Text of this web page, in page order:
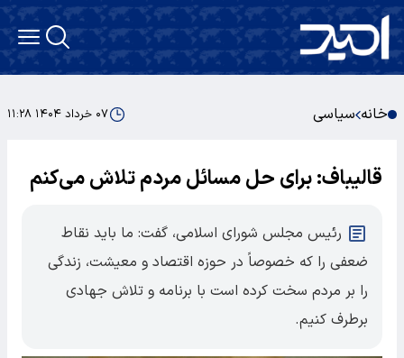
خانه سیاسی ۰۷ خرداد ۱۴۰۴ ۱۱:۲۸
قالیباف: برای حل مسائل مردم تلاش می‌کنم
رئیس مجلس شورای اسلامی، گفت: ما باید نقاط
ضعفی را که خصوصاً در حوزه اقتصاد و معیشت، زندگی
را بر مردم سخت کرده است با برنامه و تلاش جهادی
برطرف کنیم.